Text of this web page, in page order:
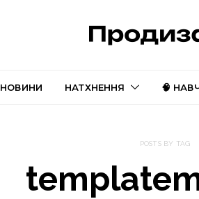
НОВИНИ НАТХНЕННЯ 🧠
POSTS BY TAG